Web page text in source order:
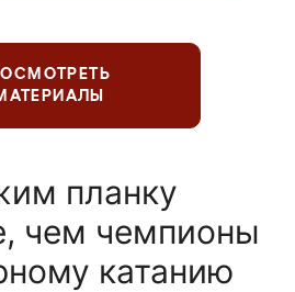
планку
чем чемпионы
катанию